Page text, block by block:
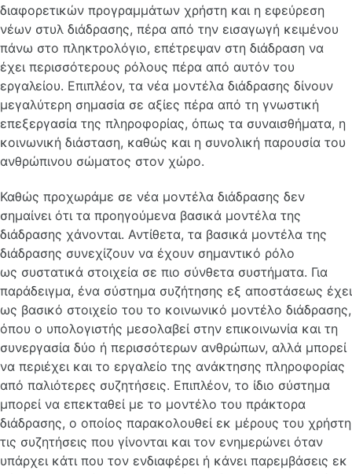
διαφορετικών προγραμμάτων χρήστη και η εφεύρεση
νέων στυλ διάδρασης, πέρα από την εισαγωγή κειμένου
πάνω στο πληκτρολόγιο, επέτρεψαν στη διάδραση να
έχει περισσότερους ρόλους πέρα από αυτόν του
εργαλείου. Επιπλέον, τα νέα μοντέλα διάδρασης δίνουν
μεγαλύτερη σημασία σε αξίες πέρα από τη γνωστική
επεξεργασία της πληροφορίας, όπως τα συναισθήματα, η
κοινωνική διάσταση, καθώς και η συνολική παρουσία του
ανθρώπινου σώματος στον χώρο.
Καθώς προχωράμε σε νέα μοντέλα διάδρασης δεν
σημαίνει ότι τα προηγούμενα βασικά μοντέλα της
διάδρασης χάνονται. Αντίθετα, τα βασικά μοντέλα της
διάδρασης συνεχίζουν να έχουν σημαντικό ρόλο
ως συστατικά στοιχεία σε πιο σύνθετα συστήματα. Για
παράδειγμα, ένα σύστημα συζήτησης εξ αποστάσεως έχει
ως βασικό στοιχείο του το κοινωνικό μοντέλο διάδρασης,
όπου ο υπολογιστής μεσολαβεί στην επικοινωνία και τη
συνεργασία δύο ή περισσότερων ανθρώπων, αλλά μπορεί
να περιέχει και το εργαλείο της ανάκτησης πληροφορίας
από παλιότερες συζητήσεις. Επιπλέον, το ίδιο σύστημα
μπορεί να επεκταθεί με το μοντέλο του πράκτορα
διάδρασης, ο οποίος παρακολουθεί εκ μέρους του χρήστη
τις συζητήσεις που γίνονται και τον ενημερώνει όταν
υπάρχει κάτι που τον ενδιαφέρει ή κάνει παρεμβάσεις εκ